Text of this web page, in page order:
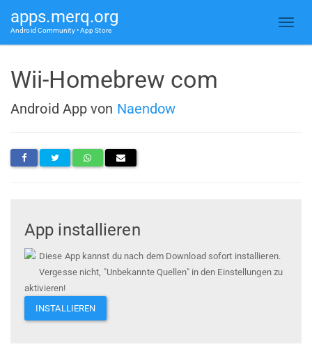
apps.merq.org
Android Community • App Store
Wii-Homebrew com
Android App von Naendow
App installieren
Diese App kannst du nach dem Download sofort installieren.
Vergesse nicht, "Unbekannte Quellen" in den Einstellungen zu
aktivieren!
INSTALLIEREN